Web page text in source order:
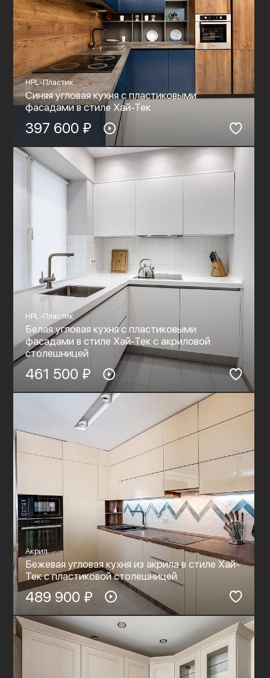
HPL-Пластик
Синяя угловая кухня с пластиковыми
фасадами в стиле Хай-Тек
397 600 ₽
HPL-Пластик
Белая угловая кухня с пластиковыми
фасадами в стиле Хай-Тек c акриловой
столешницей
461 500 ₽
Акрил
Бежевая угловая кухня из акрила в стиле Хай-
Тек с пластиковой столешницей
489 900 ₽